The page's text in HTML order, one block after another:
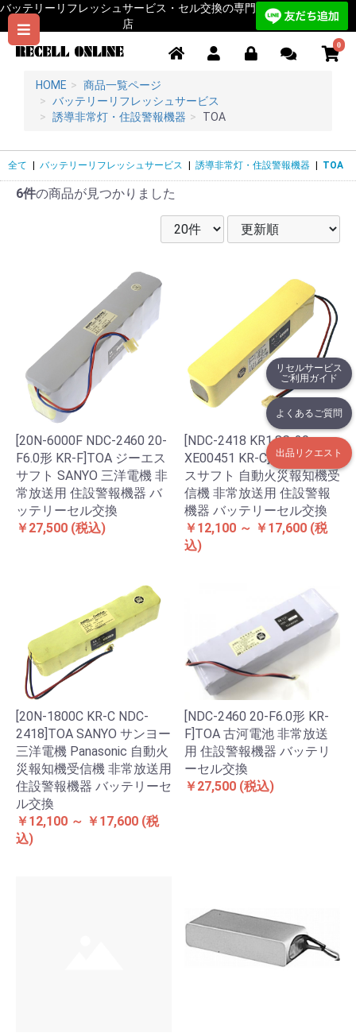
リセルサービス
ご利用ガイド
よくあるご質問
出品リクエスト
バッテリーリフレッシュサービス・セル交換の専門
店
0
HOME
商品一覧ページ
バッテリーリフレッシュサービス
誘導非常灯・住設警報機器
TOA
全て バッテリーリフレッシュサービス 誘導非常灯・住設警報機器 TOA
6件の商品が見つかりました
[20N-6000F NDC-2460 20-
F6.0形 KR-F]TOA ジーエス
サフト SANYO 三洋電機 非
常放送用 住設警報機器 バ
ッテリーセル交換
￥27,500 (税込)
[NDC-2418 KR1.8C-20
XE00451 KR-C]TOA ジーエ
スサフト 自動火災報知機受
信機 非常放送用 住設警報
機器 バッテリーセル交換
￥12,100 ～ ￥17,600 (税
込)
[20N-1800C KR-C NDC-
2418]TOA SANYO サンヨー
三洋電機 Panasonic 自動火
災報知機受信機 非常放送用
住設警報機器 バッテリーセ
ル交換
￥12,100 ～ ￥17,600 (税
込)
[NDC-2460 20-F6.0形 KR-
F]TOA 古河電池 非常放送
用 住設警報機器 バッテリ
ーセル交換
￥27,500 (税込)